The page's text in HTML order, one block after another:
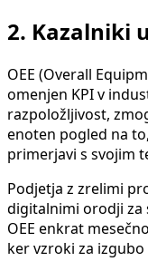
2. Kazalniki
OEE (Overall
omenjen KPI v
razpoložljivost,
enoten pogled na
primerjavi s svojim
Podjetja z zrelimi
digitalnimi orodji za
OEE enkrat
ker vzroki za